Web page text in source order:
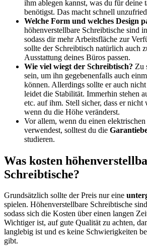
ihm ablegen kannst, was du für deine
benötigst. Das macht schnell
Welche Form und welches Design
höhenverstellbare Schreibtische sind
sodass dir mehr Arbeitsfläche zur
sollte der Schreibtisch natürlich auch
Ausstattung deines Büros passen.
Wie viel wiegt der Schreibtisch? Zu
sein, um ihn gegebenenfalls auch
können. Allerdings sollte er auch
leidet die Stabilität. Immerhin stehen
etc. auf ihm. Stell sicher, dass er
wenn du die Höhe veränderst.
Vor allem, wenn du einen
verwendest, solltest du die
studieren.
Was kosten
Schreibtische?
Grundsätzlich sollte der Preis nur eine
spielen. Höhenverstellbare Schreibtische
sodass sich die Kosten über einen langen
Wichtiger ist, auf gute Qualität zu achten,
langlebig ist und es keine Schwierigkeiten
gibt.